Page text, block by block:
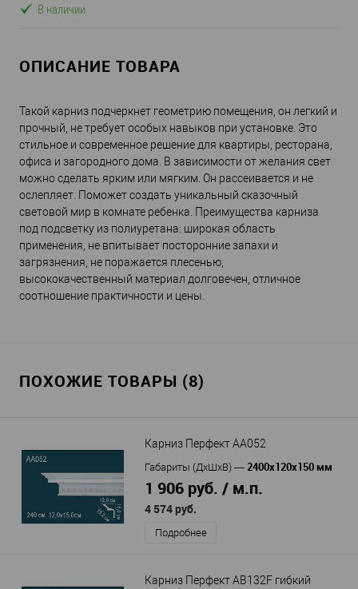
В наличии
ОПИСАНИЕ ТОВАРА
Такой карниз подчеркнет геометрию помещения, он легкий и
прочный, не требует особых навыков при установке. Это
стильное и современное решение для квартиры, ресторана,
офиса и загородного дома. В зависимости от желания свет
можно сделать ярким или мягким. Он рассеивается и не
ослепляет. Поможет создать уникальный сказочный
световой мир в комнате ребенка. Преимущества карниза
под подсветку из полиуретана: широкая область
применения, не впитывает посторонние запахи и
загрязнения, не поражается плесенью,
высококачественный материал долговечен, отличное
соотношение практичности и цены.
ПОХОЖИЕ ТОВАРЫ (8)
Карниз Перфект AA052
Габариты (ДхШхВ) — 2400х120х150 мм
1 906 руб. / м.п.
4 574 руб.
Подробнее
Карниз Перфект AB132F гибкий